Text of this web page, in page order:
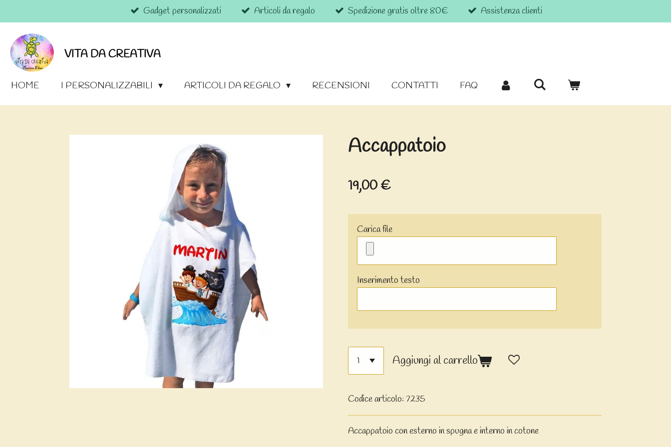
al
contenuto
principale
Gadget personalizzati Articoli da regalo Spedizione gratis oltre 80€ Assistenza clienti
VITA DA CREATIVA
HOME I PERSONALIZZABILI ARTICOLI DA REGALO RECENSIONI CONTATTI FAQ
Accappatoio
19,00 €
Carica file
Inserimento testo
Aggiungi al carrello
Codice articolo: 7235
Accappatoio con esterno in spugna e interno in cotone